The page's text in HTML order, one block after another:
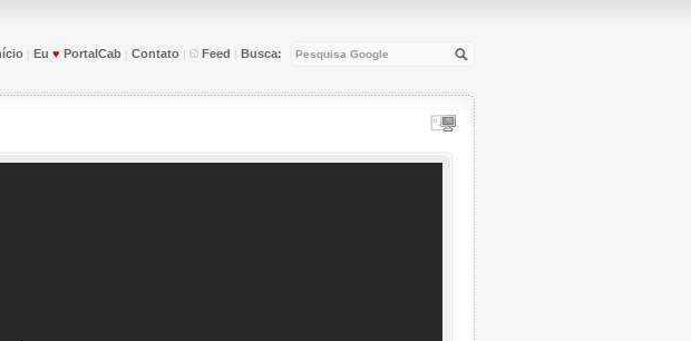
| Eu ♥ PortalCab | Contato | Feed | Busca: